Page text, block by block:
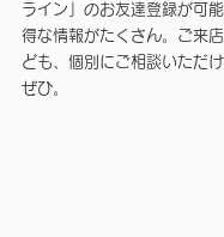
ライン」のお友達登録が可
得な情報がたくさん。ご来
ども、個別にご相談いただ
ぜひ。